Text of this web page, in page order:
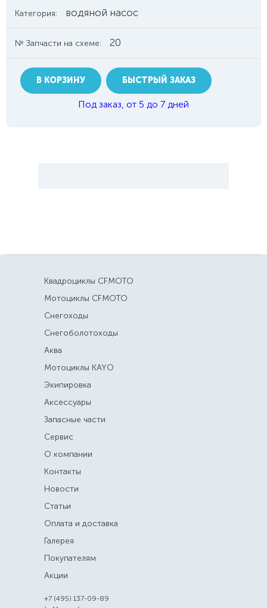
Категория: водяной насос
№ Запчасти на схеме: 20
В КОРЗИНУ БЫСТРЫЙ ЗАКАЗ
Под заказ, от 5 до 7 дней
Квадроциклы CFMOTO
Мотоциклы CFMOTO
Снегоходы
Снегоболотоходы
Аква
Мотоциклы KAYO
Экипировка
Аксессуары
Запасные части
Сервис
О компании
Контакты
Новости
Статьи
Оплата и доставка
Галерея
Покупателям
Акции
+7 (495) 137-09-89